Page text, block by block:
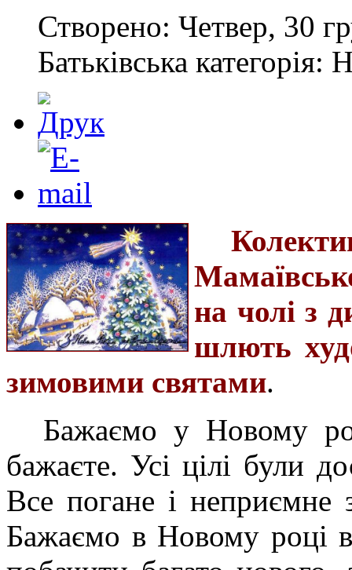
Створено: Четвер, 30
Батьківська категорія:
на чолі з
шлють
зимовими святами.
Бажаємо у Новому
бажаєте. Усі цілі були
Все погане і
Бажаємо в Новому році